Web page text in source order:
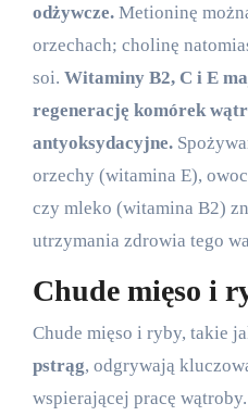
odżywcze.Metioninę
orzechach; cholinę
soi. Witaminy B2, C i E
regenerację komórek
antyoksydacyjne.
orzechy (witamina E),
czy mleko (witamina B2)
utrzymania zdrowia tego
Chude mięso i
Chude mięso i ryby, takie
pstrąg, odgrywają
wspierającej pracę